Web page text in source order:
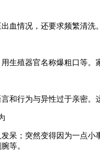
血情况，还要求频繁清
生殖器官名称爆粗口等
和行为与异性过于亲密
呆；突然变得因为一点
等。